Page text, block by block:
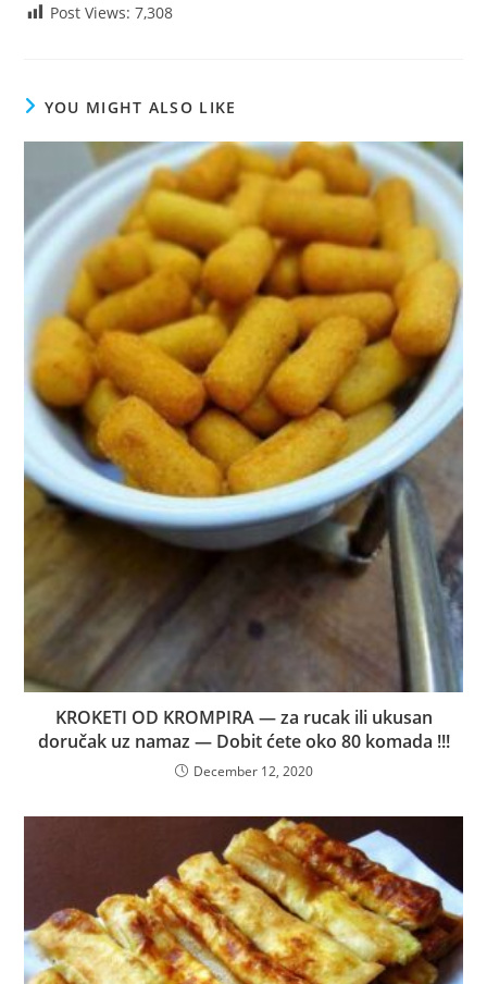
Post Views: 7,308
YOU MIGHT ALSO LIKE
KROKETI OD KROMPIRA — za rucak ili ukusan
doručak uz namaz — Dobit ćete oko 80 komada !!!
December 12, 2020